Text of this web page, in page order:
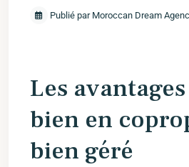
Publié par Moroccan Dream
Les avantages
bien en‍
bien​ géré